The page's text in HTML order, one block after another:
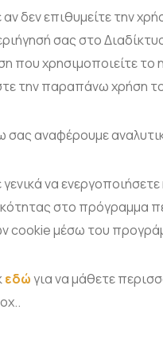
δεν επιθυμείτε την
σας στο
που χρησιμοποιείτε το
την παραπάνω χρήση
αναφέρουμε
να
στο πρόγραμμα
cookie μέσω του
εδώγια να μάθετε